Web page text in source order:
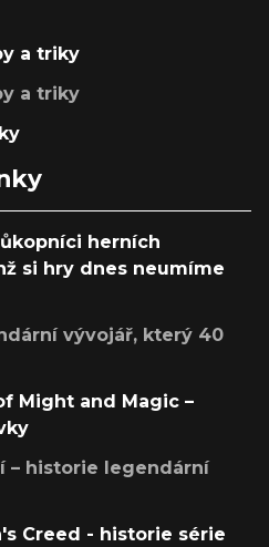
a triky
a triky
herních
si hry dnes neumíme
vývojář, který 40
Might and Magic –
– historie legendární
Creed - historie série